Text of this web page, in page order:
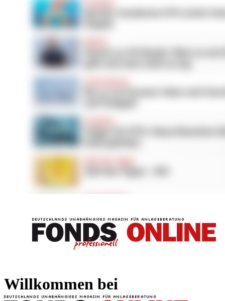
Willkommen bei